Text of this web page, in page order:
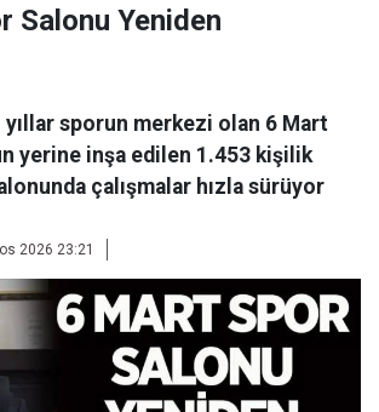
Salonu Yeniden
yıllar sporun merkezi olan 6 Mart
yerine inşa edilen 1.453 kişilik
çalışmalar hızla sürüyor
2026 23:21